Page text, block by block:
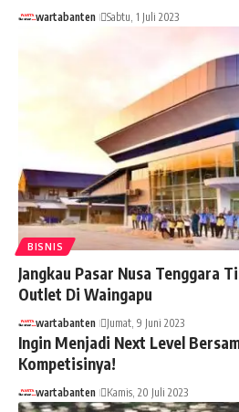
wartabanten Sabtu, 1 Juli 2023
BISNIS
Jangkau Pasar Nusa Tenggara
Outlet Di Waingapu
wartabanten Jumat, 9 Juni 2023
Ingin Menjadi Next Level
Kompetisinya!
wartabanten Kamis, 20 Juli 2023